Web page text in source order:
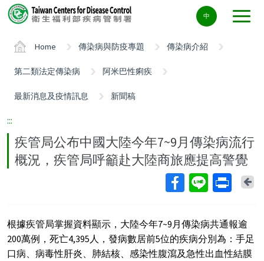
Center
block
中
Home 傳染病與防疫專題 傳染病介紹
第二類法定傳染病 阿米巴性痢疾
最新消息及疫情訊息 新聞稿
:::
疾管局公布中國大陸今年7~9月傳染病流行
概況，疾管局呼籲赴大陸商旅應提高警覺
根據疾管局掌握資料顯示，大陸今年7~9月傳染病共通報逾
200萬例，死亡4,395人，發病數居前5位的疾病分別為：手足
口病、病毒性肝炎、肺結核、感染性腹瀉及急性出血性結膜